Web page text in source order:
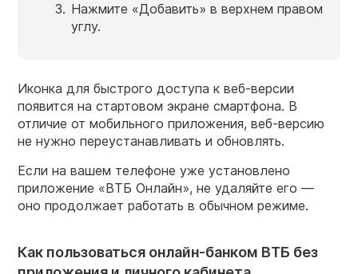
Нажмите «Добавить» в верхнем правом
углу.
Иконка для быстрого доступа к веб-версии
появится на стартовом экране смартфона. В
отличие от мобильного приложения, веб-версию
не нужно переустанавливать и обновлять.
Если на вашем телефоне уже установлено
приложение «ВТБ Онлайн», не удаляйте его —
оно продолжает работать в обычном режиме.
Как пользоваться онлайн-банком ВТБ без